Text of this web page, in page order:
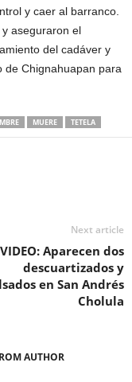
y caer al barranco.
aseguraron el
del cadáver y
de Chignahuapan para
MUERE TETELA
Next article
VIDEO: Aparecen dos
descuartizados y
en San Andrés
Cholula
AUTHOR